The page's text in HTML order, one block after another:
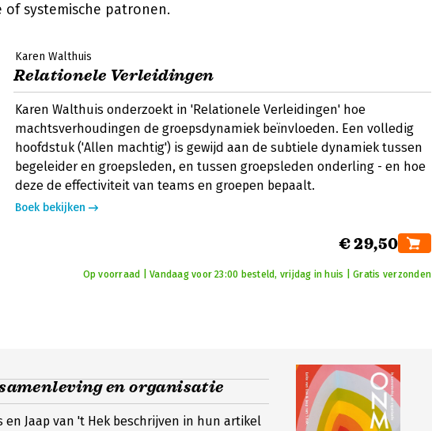
systemische patronen.
Karen Walthuis
Relationele Verleidingen
Karen Walthuis onderzoekt in 'Relationele Verleidingen' hoe
machtsverhoudingen de groepsdynamiek beïnvloeden. Een volledig
hoofdstuk ('Allen machtig') is gewijd aan de subtiele dynamiek tussen
begeleider en groepsleden, en tussen groepsleden onderling - en hoe
deze de effectiviteit van teams en groepen bepaalt.
Boek bekijken
€ 29,50
Op voorraad | Vandaag voor 23:00 besteld, vrijdag in huis | Gratis verzonden
en organisatie
en Jaap van 't Hek beschrijven in hun artikel